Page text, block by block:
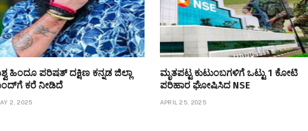
ಹಿಂದೂ ಪರಿಷತ್ ದಕ್ಷಿಣ ಕನ್ನಡ ಜಿಲ್ಲಾ
ಕರೆ ನೀಡಿದೆ
2, 2025
ಮೃತಪಟ್ಟ ಕುಟುಂಬಗಳಿಗೆ ಒಟ್ಟು 1 ಕೋಟಿ
ಪರಿಹಾರ ಘೋಷಿಸಿದ NSE
APRIL 25, 2025